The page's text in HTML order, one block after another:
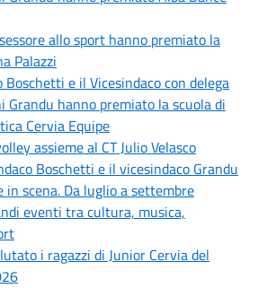
allo sport hanno premiato la
Palazzi
Boschetti e il Vicesindaco con delega
Grandu hanno premiato la scuola di
Cervia Equipe
assieme al CT Julio Velasco
Boschetti e il vicesindaco Grandu
in scena. Da luglio a settembre
eventi tra cultura, musica,
i ragazzi di Junior Cervia del